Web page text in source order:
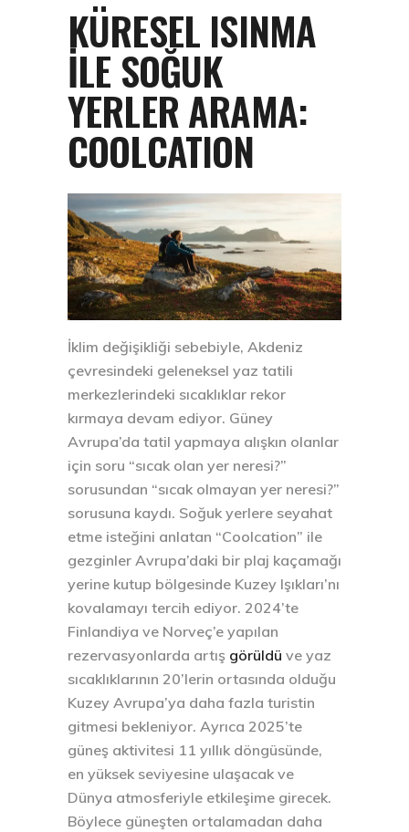
KÜRESEL ISINMA
İLE SOĞUK
YERLER ARAMA:
COOLCATION
İklim değişikliği sebebiyle, Akdeniz
çevresindeki geleneksel yaz tatili
merkezlerindeki sıcaklıklar rekor
kırmaya devam ediyor. Güney
Avrupa’da tatil yapmaya alışkın olanlar
için soru “sıcak olan yer neresi?”
sorusundan “sıcak olmayan yer neresi?”
sorusuna kaydı. Soğuk yerlere seyahat
etme isteğini anlatan “Coolcation” ile
gezginler Avrupa’daki bir plaj kaçamağı
yerine kutup bölgesinde Kuzey Işıkları’nı
kovalamayı tercih ediyor. 2024’te
Finlandiya ve Norveç’e yapılan
rezervasyonlarda artış görüldü ve yaz
sıcaklıklarının 20’lerin ortasında olduğu
Kuzey Avrupa’ya daha fazla turistin
gitmesi bekleniyor. Ayrıca 2025’te
güneş aktivitesi 11 yıllık döngüsünde,
en yüksek seviyesine ulaşacak ve
Dünya atmosferiyle etkileşime girecek.
Böylece güneşten ortalamadan daha